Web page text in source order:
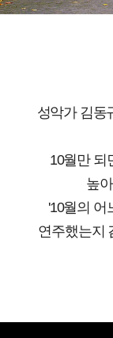
성악가 김동
10월만 되
높
'10월의 어
연주했는지